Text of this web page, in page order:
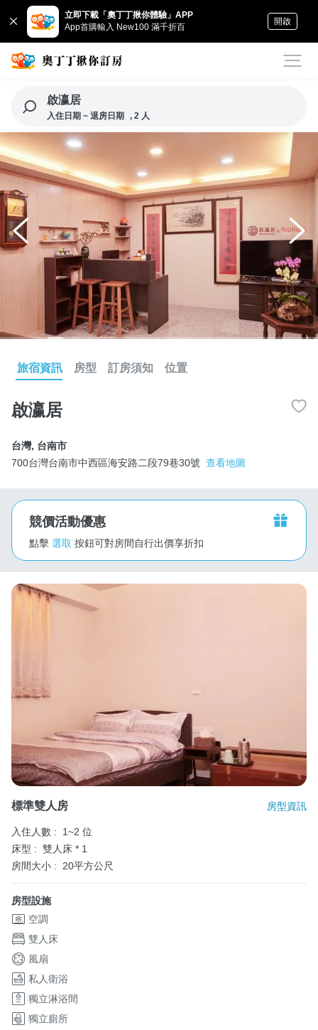
立即下載「奧丁丁揪你體驗」APP
App首購輸入 New100 滿千折百
開啟
啟瀛居
入住日期 ~ 退房日期 , 2 人
旅宿資訊 房型 訂房須知 位置
啟瀛居
台灣, 台南市
700台灣台南市中西區海安路二段79巷30號 查看地圖
競價活動優惠
點擊 選取 按鈕可對房間自行出價享折扣
標準雙人房 房型資訊
入住人數 :
1~2 位
床型 : 雙人床 * 1
房間大小 :
20平方公尺
房型設施
空調
雙人床
風扇
私人衛浴
獨立淋浴間
獨立廁所